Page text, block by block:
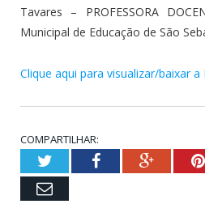
Tavares – PROFESSORA
Municipal de Educação de São
Clique aqui para visualizar/baixar a
COMPARTILHAR:
TwitterFacebookGoogle+
Email